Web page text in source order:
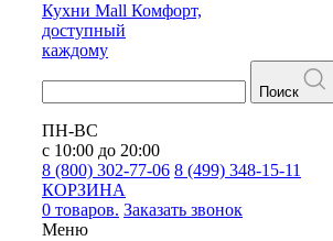
Кухни Mall Комфорт,
доступный
каждому
Поиск
ПН-ВС
с 10:00 до 20:00
8 (800) 302-77-06 8 (499) 348-15-11
КОРЗИНА
0 товаров. Заказать звонок
Меню